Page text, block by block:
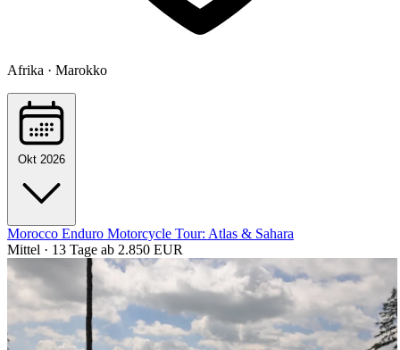
Afrika · Marokko
Okt 2026
Morocco Enduro Motorcycle Tour: Atlas & Sahara
Mittel · 13 Tage ab 2.850 EUR